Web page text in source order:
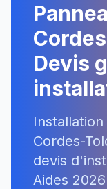
Devis
Cordes-
devis
Aides 2026